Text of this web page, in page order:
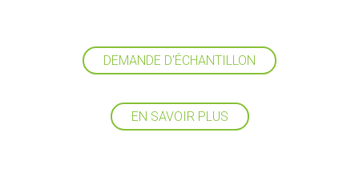
DEMANDE D'ÉCHANTILLON
EN SAVOIR PLUS